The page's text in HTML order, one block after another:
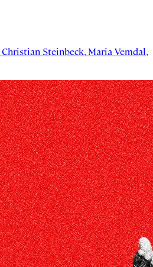
Christian Steinbeck,Maria Vemdal,